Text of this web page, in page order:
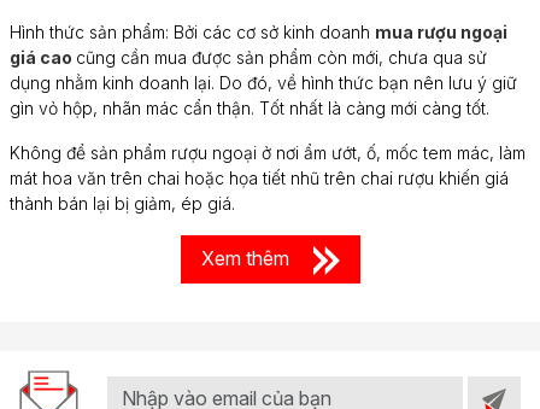
Hình thức sản phẩm: Bởi các cơ sở kinh doanh mua rượu ngoại
giá cao cũng cần mua được sản phẩm còn mới, chưa qua sử
dụng nhằm kinh doanh lại. Do đó, về hình thức bạn nên lưu ý giữ
gìn vỏ hộp, nhãn mác cẩn thận. Tốt nhất là càng mới càng tốt.
Không để sản phẩm rượu ngoại ở nơi ẩm ướt, ố, mốc tem mác, làm
mát hoa văn trên chai hoặc họa tiết nhũ trên chai rượu khiến giá
thành bán lại bị giảm, ép giá.
Xem thêm